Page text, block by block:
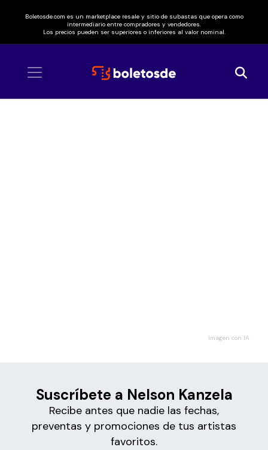
Boletosde.com es un marketplace resale y sitio de subastas que opera como
intermediario entre compradores y vendedores.
Los precios pueden ser superiores o inferiores al valor nominal.
Imagen con IA
Suscríbete a Nelson Kanzela
Recibe antes que nadie las fechas,
preventas y promociones de tus artistas
favoritos.